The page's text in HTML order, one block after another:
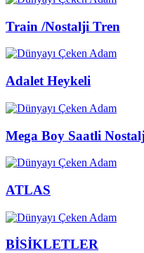
Train /Nostalji Tren
Adalet Heykeli
Mega Boy Saatli
ATLAS
BİSİKLETLER